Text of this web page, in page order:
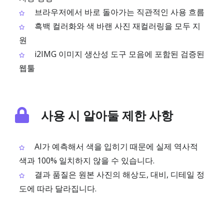
브라우저에서 바로 돌아가는 직관적인 사용 흐름
흑백 컬러화와 색 바랜 사진 재컬러링을 모두 지
원
i2IMG 이미지 생산성 도구 모음에 포함된 검증된
웹툴
사용 시 알아둘 제한 사항
AI가 예측해서 색을 입히기 때문에 실제 역사적
색과 100% 일치하지 않을 수 있습니다.
결과 품질은 원본 사진의 해상도, 대비, 디테일 정
도에 따라 달라집니다.